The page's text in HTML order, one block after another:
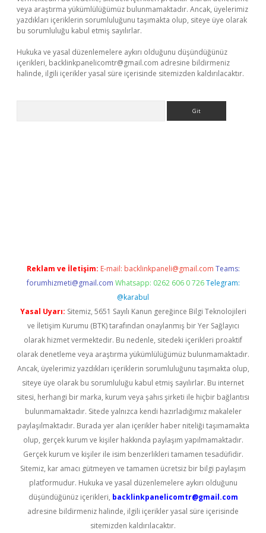
veya araştırma yükümlülüğümüz bulunmamaktadır. Ancak, üyelerimiz
yazdıkları içeriklerin sorumluluğunu taşımakta olup, siteye üye olarak
bu sorumluluğu kabul etmiş sayılırlar.
Hukuka ve yasal düzenlemelere aykırı olduğunu düşündüğünüz
içerikleri, backlinkpanelicomtr@gmail.com adresine bildirmeniz
halinde, ilgili içerikler yasal süre içerisinde sitemizden kaldırılacaktır.
Reklam ve İletişim: E-mail: backlinkpaneli@gmail.com Teams:
forumhizmeti@gmail.com Whatsapp: 0262 606 0 726 Telegram:
@karabul
Yasal Uyarı: Sitemiz, 5651 Sayılı Kanun gereğince Bilgi Teknolojileri
ve İletişim Kurumu (BTK) tarafından onaylanmış bir Yer Sağlayıcı
olarak hizmet vermektedir. Bu nedenle, sitedeki içerikleri proaktif
olarak denetleme veya araştırma yükümlülüğümüz bulunmamaktadır.
Ancak, üyelerimiz yazdıkları içeriklerin sorumluluğunu taşımakta olup,
siteye üye olarak bu sorumluluğu kabul etmiş sayılırlar. Bu internet
sitesi, herhangi bir marka, kurum veya şahıs şirketi ile hiçbir bağlantısı
bulunmamaktadır. Sitede yalnızca kendi hazırladığımız makaleler
paylaşılmaktadır. Burada yer alan içerikler haber niteliği taşımamakta
olup, gerçek kurum ve kişiler hakkında paylaşım yapılmamaktadır.
Gerçek kurum ve kişiler ile isim benzerlikleri tamamen tesadüfidir.
Sitemiz, kar amacı gütmeyen ve tamamen ücretsiz bir bilgi paylaşım
platformudur. Hukuka ve yasal düzenlemelere aykırı olduğunu
düşündüğünüz içerikleri, backlinkpanelicomtr@gmail.com
adresine bildirmeniz halinde, ilgili içerikler yasal süre içerisinde
sitemizden kaldırılacaktır.